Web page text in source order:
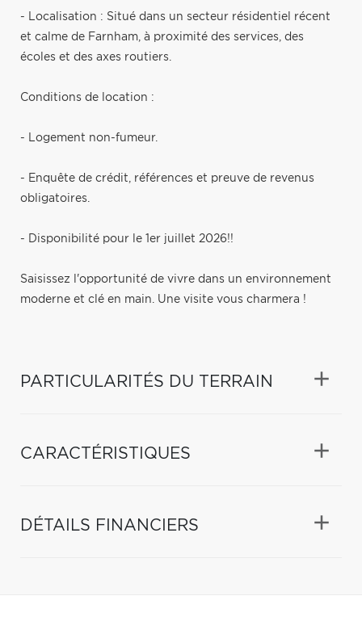
- Localisation : Situé dans un secteur résidentiel récent
et calme de Farnham, à proximité des services, des
écoles et des axes routiers.
Conditions de location :
- Logement non-fumeur.
- Enquête de crédit, références et preuve de revenus
obligatoires.
- Disponibilité pour le 1er juillet 2026!!
Saisissez l'opportunité de vivre dans un environnement
moderne et clé en main. Une visite vous charmera !
PARTICULARITÉS DU TERRAIN
CARACTÉRISTIQUES
DÉTAILS FINANCIERS